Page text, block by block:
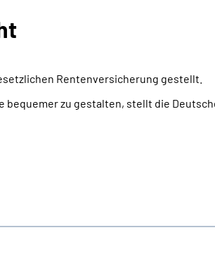
Rentenversicherung gestellt.
zu gestalten, stellt die